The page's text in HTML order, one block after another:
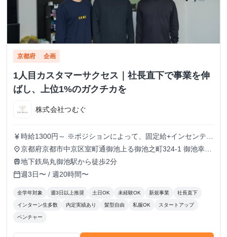
京都府 企画
1人目カスタマーサクセス｜社長直下で事業を伸
ばし、上位1%のガクチカを
株式会社つむぐ
currency_yen 時給1300円～ ※ポジションによって、固定給+インセンティ
ブという形態も可
place京都府京都市中京区室町通御池上る御池之町324-1 御池幸登
ビル7階
train地下鉄烏丸御池駅から徒歩2分
calendar_today週3日〜 / 週20時間〜
全学年対象 週3日以上推奨 土日OK 未経験OK 新規事業 社長直下
インターン生多数 内定実績あり 髪型自由 私服OK スタートアップ
ベンチャー